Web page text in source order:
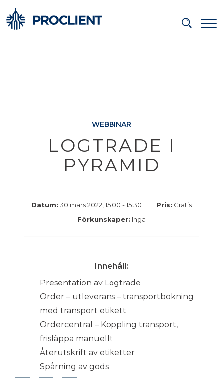
WEBBINAR
LOGTRADE I
PYRAMID
Datum: 30 mars 2022, 15:00 - 15:30 Pris: Gratis
Förkunskaper: Inga
Innehåll:
Presentation av Logtrade
Order – utleverans – transportbokning
med transport etikett
Ordercentral – Koppling transport,
frisläppa manuellt
Återutskrift av etiketter
Spårning av gods